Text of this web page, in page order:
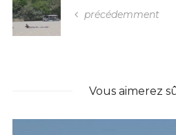
précédemment
Vous aimerez